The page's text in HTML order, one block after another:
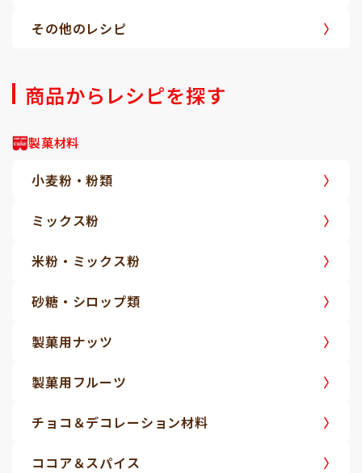
その他のレシピ
商品からレシピを探す
製菓材料
小麦粉・粉類
ミックス粉
米粉・ミックス粉
砂糖・シロップ類
製菓用ナッツ
製菓用フルーツ
チョコ＆デコレーション材料
ココア＆スパイス